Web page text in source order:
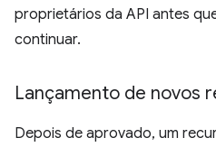
proprietários da API antes
continuar.
Lançamento de novos
Depois de aprovado, um